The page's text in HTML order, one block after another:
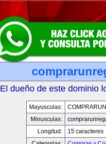
El dueño de este dominio
Mayusculas:
Minusculas:
Longitud:
15 caracteres